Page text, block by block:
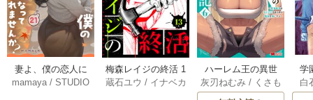
妻よ、僕の恋人に
なってくれません
mamaya /STUDIO
梅森レイジの終活 1
3巻
蔵石ユウ / イナベカ
ハーレム王の異世
界プレス漫遊記 ～
最強無双のおじさ
灰刃ねむみ / くさも
ち
学
ア
白